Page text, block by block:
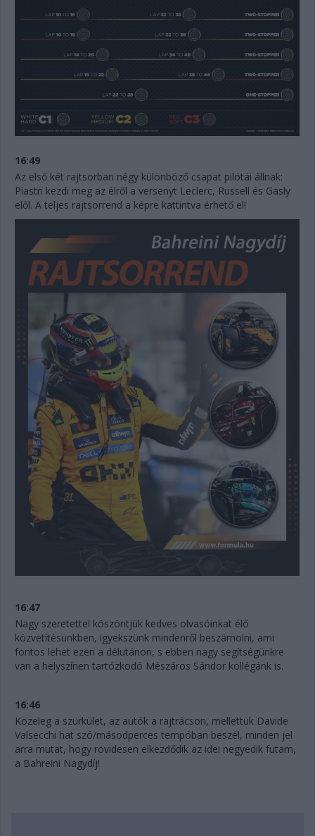
16:49
Az első két rajtsorban négy különböző csapat pilótái állnak:
Piastri kezdi meg az élről a versenyt Leclerc, Russell és Gasly
elől. A teljes rajtsorrend a képre kattintva érhető el!
16:47
Nagy szeretettel köszöntjük kedves olvasóinkat élő
közvetítésünkben, igyekszünk mindenről beszámolni, ami
fontos lehet ezen a délutánon, s ebben nagy segítségünkre
van a helyszínen tartózkodó Mészáros Sándor kollégánk is.
16:46
Közeleg a szürkület, az autók a rajtrácson, mellettük Davide
Valsecchi hat szó/másodperces tempóban beszél, minden jel
arra mutat, hogy rövidesen elkezdődik az idei negyedik futam,
a Bahreini Nagydíj!